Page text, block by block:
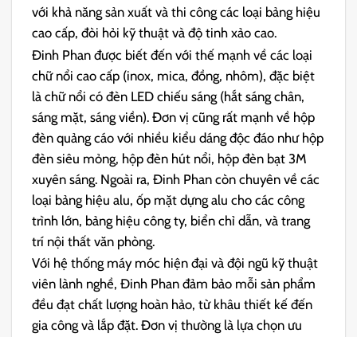
với khả năng sản xuất và thi công các loại bảng hiệu
cao cấp, đòi hỏi kỹ thuật và độ tinh xảo cao.
Đinh Phan được biết đến với thế mạnh về các loại
chữ nổi cao cấp (inox, mica, đồng, nhôm), đặc biệt
là chữ nổi có đèn LED chiếu sáng (hắt sáng chân,
sáng mặt, sáng viền). Đơn vị cũng rất mạnh về hộp
đèn quảng cáo với nhiều kiểu dáng độc đáo như hộp
đèn siêu mỏng, hộp đèn hút nổi, hộp đèn bạt 3M
xuyên sáng. Ngoài ra, Đinh Phan còn chuyên về các
loại bảng hiệu alu, ốp mặt dựng alu cho các công
trình lớn, bảng hiệu công ty, biển chỉ dẫn, và trang
trí nội thất văn phòng.
Với hệ thống máy móc hiện đại và đội ngũ kỹ thuật
viên lành nghề, Đinh Phan đảm bảo mỗi sản phẩm
đều đạt chất lượng hoàn hảo, từ khâu thiết kế đến
gia công và lắp đặt. Đơn vị thường là lựa chọn ưu